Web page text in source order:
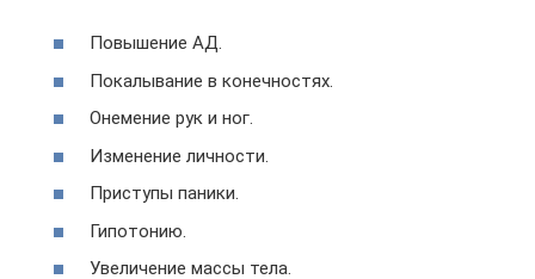
Повышение АД.
Покалывание в конечностях.
Онемение рук и ног.
Изменение личности.
Приступы паники.
Гипотонию.
Увеличение массы тела.